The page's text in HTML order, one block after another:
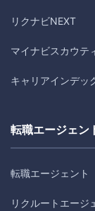
リクナビNEXT
マイナビスカウテ
キャリアインデッ
転職エージェン
転職エージェント
リクルートエージ